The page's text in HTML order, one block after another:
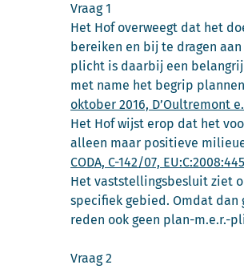
Vraag 1
Het Hof overweegt dat het
bereiken en bij te dragen
plicht is daarbij een
met name het begrip
oktober 2016, D’Oultremont
Het Hof wijst erop dat het
alleen maar positieve
CODA, C-142/07,
Het vaststellingsbesluit ziet
specifiek gebied. Omdat
reden ook geen plan-m.e.r.-
Vraag 2